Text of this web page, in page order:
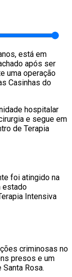
está em
após ser
uma operação
Casinhas do
hospitalar
e segue em
de Terapia
foi atingido na
estado
Intensiva
criminosas no
presos e um
Rosa.